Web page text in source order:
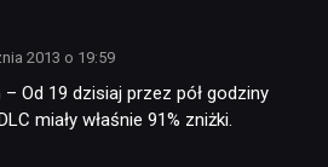
2013 o 19:59
Od 19 dzisiaj przez pół godziny
miały właśnie 91% zniżki.